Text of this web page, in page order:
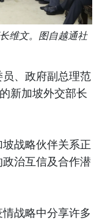
维文。图自越通社
、政府副总理范
新加坡外交部长
战略伙伴关系正
治互信及合作潜
战略中分享许多